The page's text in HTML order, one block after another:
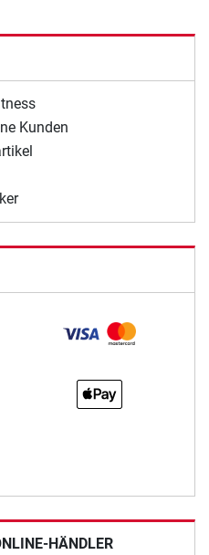
Kunden
HÄNDLER